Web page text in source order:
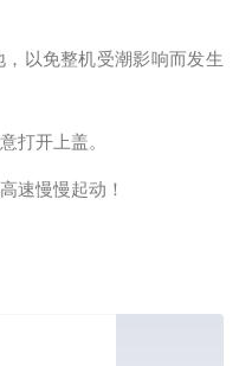
以免整机受潮影响而发生
打开上盖。
速慢慢起动！